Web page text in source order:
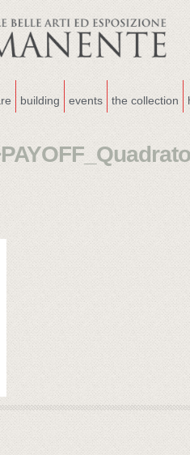
building events the collection